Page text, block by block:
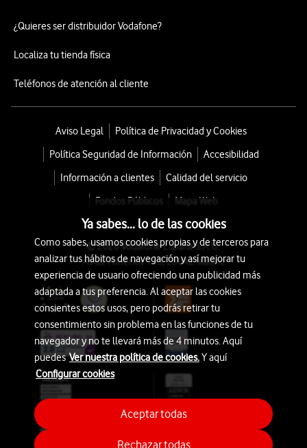
¿Quieres ser distribuidor Vodafone?
Localiza tu tienda física
Teléfonos de atención al cliente
Aviso Legal
Política de Privacidad y Cookies
Política Seguridad de Información
Accesibilidad
Información a clientes
Calidad del servicio
Fondos Públicos
Mapa Web
© 2026 Vodafone España S.A.U.
Avda. América 115, 28042 Madrid
Ya sabes... lo de las cookies
Como sabes, usamos cookies propias y de terceros para
analizar tus hábitos de navegación y así mejorar tu
experiencia de usuario ofreciendo una publicidad más
adaptada a tus preferencia. Al aceptar las cookies
consientes estos usos, pero podrás retirar tu
consentimiento sin problema en las funciones de tu
navegador y no te llevará más de 4 minutos. Aquí
puedesVer nuestra política de cookies.Y aquí
Configurar cookies
Rechazar todas
Aceptar todas